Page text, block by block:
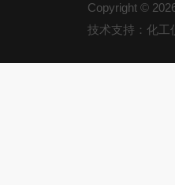
Copyright ©
技术支持：化工